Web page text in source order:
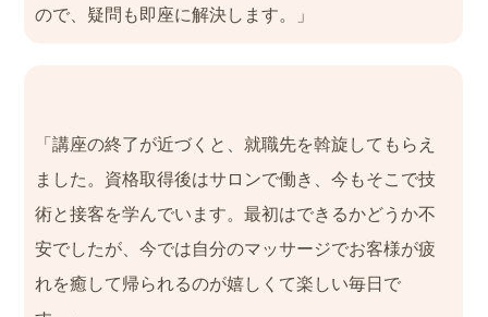
ので、疑問も即座に解決します。」
「講座の終了が近づくと、就職先を斡旋してもらえ
ました。資格取得後はサロンで働き、今もそこで技
術と接客を学んでいます。最初はできるかどうか不
安でしたが、今では自分のマッサージでお客様が疲
れを癒して帰られるのが嬉しくて楽しい毎日で